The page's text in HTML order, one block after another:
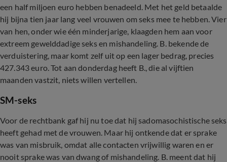
een half miljoen euro hebben benadeeld. Met het geld betaalde
hij bijna tien jaar lang veel vrouwen om seks mee te hebben. Vier
van hen, onder wie één minderjarige, klaagden hem aan voor
extreem gewelddadige seks en mishandeling. B. bekende de
verduistering, maar komt zelf uit op een lager bedrag, precies
427.343 euro. Tot aan donderdag heeft B., die al vijftien
maanden vastzit, niets willen vertellen.
SM-seks
Voor de rechtbank gaf hij nu toe dat hij sadomasochistische seks
heeft gehad met de vrouwen. Maar hij ontkende dat er sprake
was van misbruik, omdat alle contacten vrijwillig waren en er
nooit sprake was van dwang of mishandeling. B. meent dat hij